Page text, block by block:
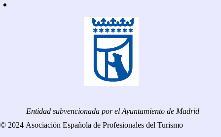
Entidad subvencionada por el Ayuntamiento de Madrid
© 2024 Asociación Española de Profesionales del Turismo